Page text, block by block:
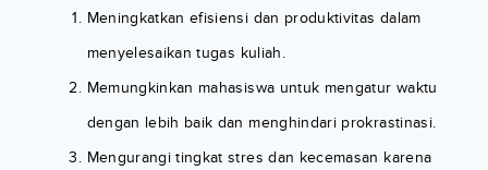
Meningkatkan efisiensi dan produktivitas dalam
menyelesaikan tugas kuliah.
Memungkinkan mahasiswa untuk mengatur waktu
dengan lebih baik dan menghindari prokrastinasi.
Mengurangi tingkat stres dan kecemasan karena